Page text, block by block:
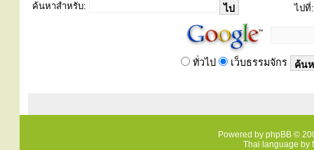
ค้นหาสำหรับ: ไปที่:
ทั่วไป เว็บธรรมจักร
Powered by phpBB ©
Thai language by